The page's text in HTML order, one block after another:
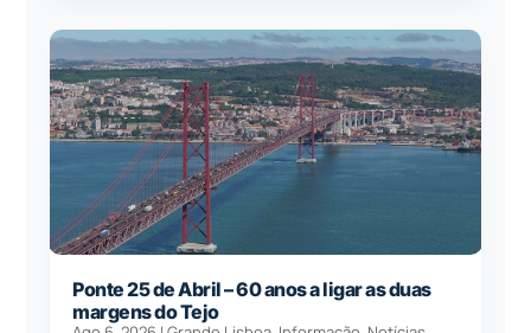
Ponte 25 de Abril – 60 anos a ligar as duas
margens do Tejo